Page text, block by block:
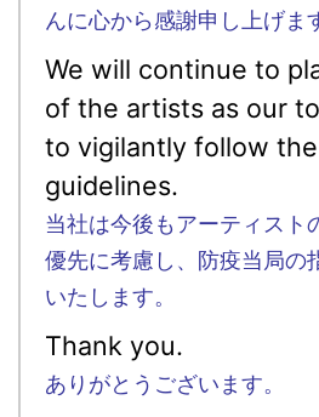
んに心から感謝申し上げま
We will continue to
of the artists as our
to vigilantly follow
guidelines.
当社は今後もアーティスト
優先に考慮し、防疫当局の
いたします。
Thank you.
ありがとうございます。